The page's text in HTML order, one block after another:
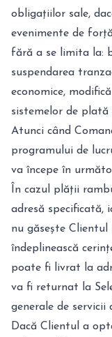
obligațiilor sale,
evenimente de
fără a se limita la:
suspendarea
economice,
sistemelor de
Atunci când
programului de
va începe în
În cazul plății
adresă specificată,
nu găsește
îndeplinească
poate fi livrat la
va fi returnat la
generale de servicii
Dacă Clientul a